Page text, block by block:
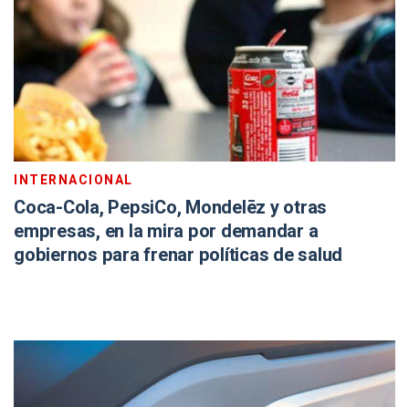
INTERNACIONAL
Coca-Cola, PepsiCo, Mondelēz y otras
empresas, en la mira por demandar a
gobiernos para frenar políticas de salud